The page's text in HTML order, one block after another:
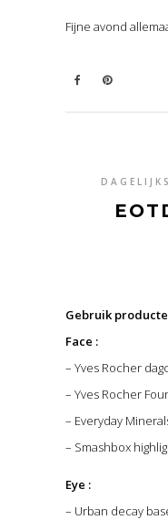
Fijne avond
DAGELIJKS
Gebruik
Face :
– Yves Rocher
– Yves Rocher
– Everyday
– Smashbox
Eye :
– Urban decay